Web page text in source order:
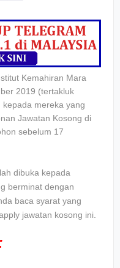
Kemahiran Mara
2019 (tertakluk
mereka yang
Jawatan Kosong di
sebelum 17
dibuka kepada
berminat dengan
baca syarat yang
jawatan kosong ini.